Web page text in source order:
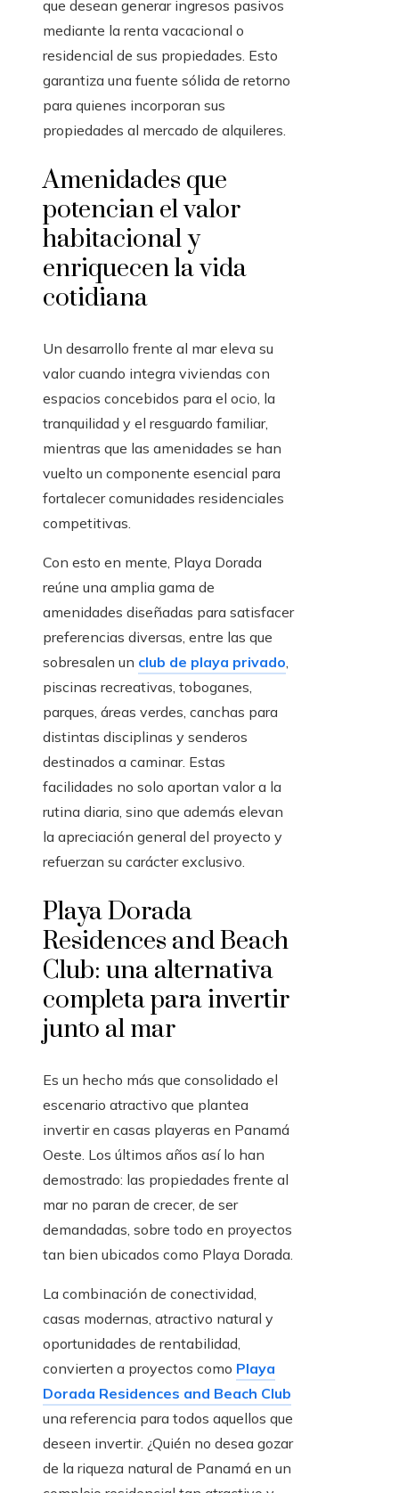
que desean generar ingresos pasivos
mediante la renta vacacional o
residencial de sus propiedades. Esto
garantiza una fuente sólida de retorno
para quienes incorporan sus
propiedades al mercado de alquileres.
Amenidades que
potencian el valor
habitacional y
enriquecen la vida
cotidiana
Un desarrollo frente al mar eleva su
valor cuando integra viviendas con
espacios concebidos para el ocio, la
tranquilidad y el resguardo familiar,
mientras que las amenidades se han
vuelto un componente esencial para
fortalecer comunidades residenciales
competitivas.
Con esto en mente, Playa Dorada
reúne una amplia gama de
amenidades diseñadas para satisfacer
preferencias diversas, entre las que
sobresalen un club de playa privado,
piscinas recreativas, toboganes,
parques, áreas verdes, canchas para
distintas disciplinas y senderos
destinados a caminar. Estas
facilidades no solo aportan valor a la
rutina diaria, sino que además elevan
la apreciación general del proyecto y
refuerzan su carácter exclusivo.
Playa Dorada
Residences and Beach
Club: una alternativa
completa para invertir
junto al mar
Es un hecho más que consolidado el
escenario atractivo que plantea
invertir en casas playeras en Panamá
Oeste. Los últimos años así lo han
demostrado: las propiedades frente al
mar no paran de crecer, de ser
demandadas, sobre todo en proyectos
tan bien ubicados como Playa Dorada.
La combinación de conectividad,
casas modernas, atractivo natural y
oportunidades de rentabilidad,
convierten a proyectos como Playa
Dorada Residences and Beach Club
una referencia para todos aquellos que
deseen invertir. ¿Quién no desea gozar
de la riqueza natural de Panamá en un